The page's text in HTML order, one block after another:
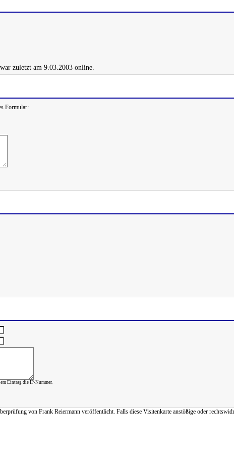
zuletzt am 9.03.2003 online.
Formular:
Eintrag die IP-Nummer.
von Frank Reiermann veröffentlicht. Falls diese Visitenkarte anstößige oder